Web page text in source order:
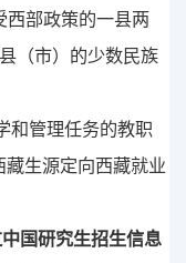
西部政策的一县两
（市）的少数民族
和管理任务的教职
藏生源定向西藏就业
国研究生招生信息